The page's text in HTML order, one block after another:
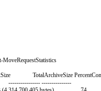
MoveRequestStatistics
TotalArchiveSize
---------------- ---------------